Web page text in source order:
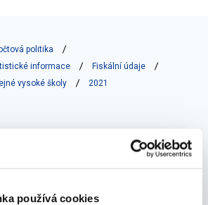
používá cookies
politika
informace
Fiskální údaje
vysoké školy 2021